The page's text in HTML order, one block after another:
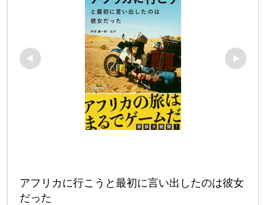
アフリカに行こうと最初に言い出したのは彼女
だった